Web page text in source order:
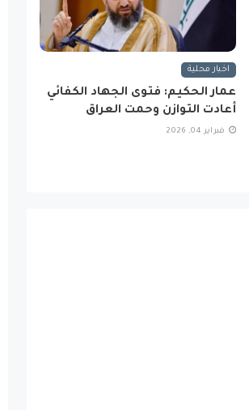
اخبار محلية
عمار الحكيم: فتوى الجهاد الكفائي
أعادت التوازن وحمت العراق
فبراير 04, 2026